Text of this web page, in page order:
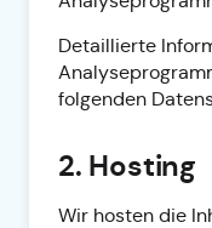
Detaillierte
folgenden
2. Hosting
Wir hosten die